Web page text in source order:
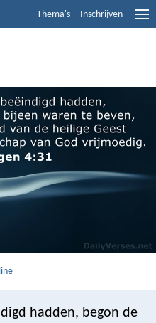
Thema's Inschrijven
hadden, begon de